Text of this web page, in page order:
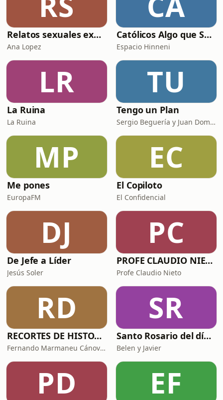
la creación de Ce
Relatos sexuales explícitos
Ana Lopez
Católicos Algo que Saber
Espacio Hinneni
LR
La Ruina
La Ruina
TU
Tengo un Plan
Sergio Beguería y Juan Domínguez
MP
Me pones
EuropaFM
EC
El Copiloto
El Confidencial
DJ
De Jefe a Líder
Jesús Soler
PC
PROFE CLAUDIO NIETO
Profe Claudio Nieto
RD
RECORTES DE HISTORIA Y CIENCIA
Fernando Marmaneu Cánovas
SR
Santo Rosario del día. 🙏 Reza con nosotros en castellano 🇪🇸
Belen y Javier
PD EF